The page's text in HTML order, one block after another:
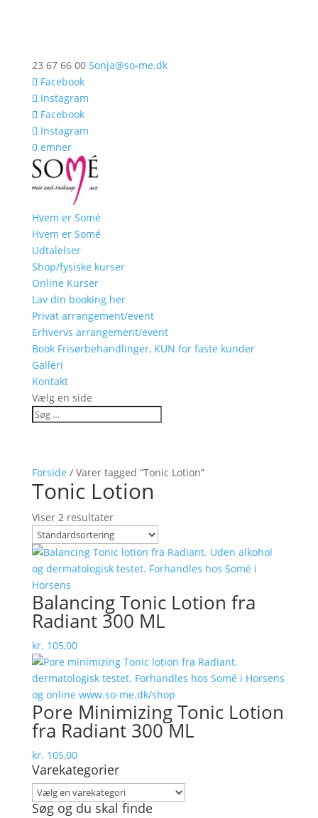
23 67 66 00 Sonja@so-me.dk
Facebook
Instagram
Facebook
Instagram
0 emner
Hvem er Somé
Hvem er Somé
Udtalelser
Shop/fysiske kurser
Online Kurser
Lav din booking her
Privat arrangement/event
Erhvervs arrangement/event
Book Frisørbehandlinger, KUN for faste kunder
Galleri
Kontakt
Vælg en side
Forside / Varer tagged “Tonic Lotion”
Tonic Lotion
Viser 2 resultater
Balancing Tonic Lotion fra
Radiant 300 ML
kr. 105,00
Pore Minimizing Tonic Lotion
fra Radiant 300 ML
kr. 105,00
Varekategorier
Søg og du skal finde